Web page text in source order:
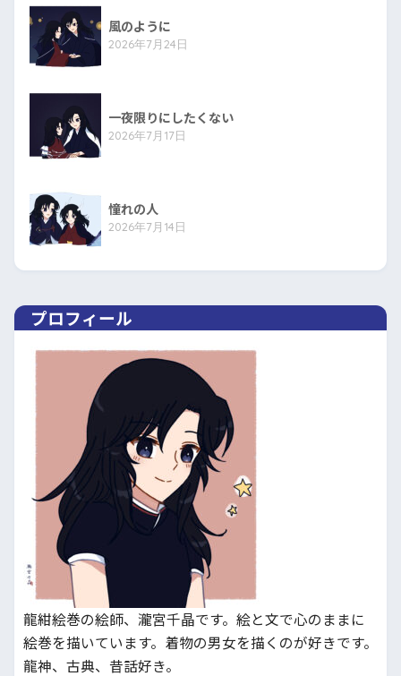
風のように
2026年7月24日
一夜限りにしたくない
2026年7月17日
憧れの人
2026年7月14日
プロフィール
龍紺絵巻の絵師、瀧宮千晶です。絵と文で心のままに
絵巻を描いています。着物の男女を描くのが好きです。
龍神、古典、昔話好き。